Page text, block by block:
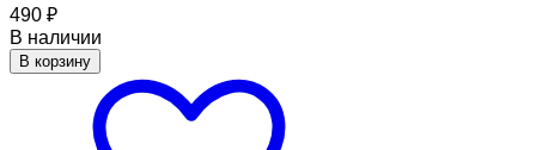
490 ₽
В наличии
В корзину